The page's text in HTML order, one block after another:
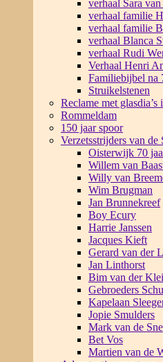
verhaal Sara van
verhaal familie
verhaal familie
verhaal Blanca
verhaal Rudi
Verhaal Henri
Familiebijbel na
Struikelstenen
Reclame met
Rommeldam
150 jaar spoor
Verzetsstrijders van de
Oisterwijk 70
Willem van
Willy van
Wim Brugman
Jan Brunnekreef
Boy Ecury
Harrie Janssen
Jacques Kieft
Gerard van der
Jan Linthorst
Bim van der Klei
Gebroeders
Kapelaan
Jopie Smulders
Mark van de
Bet Vos
Martien van de